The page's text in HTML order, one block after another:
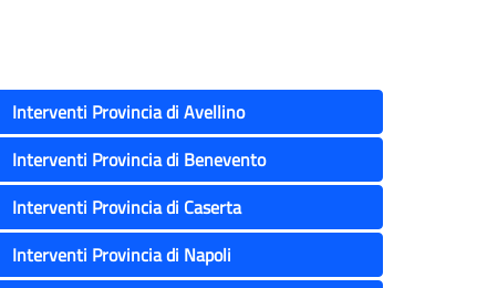
Interventi Provincia di Avellino
Interventi Provincia di Benevento
Interventi Provincia di Caserta
Interventi Provincia di Napoli